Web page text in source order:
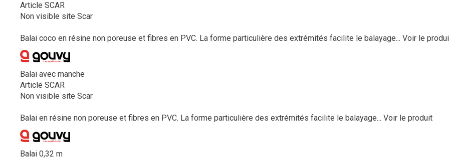
Article SCAR
Non visible site Scar
Balai coco en résine non poreuse et fibres en PVC. La forme particulière des extrémités facilite le balayage... Voir le
Balai avec manche
Article SCAR
Non visible site Scar
Balai en résine non poreuse et fibres en PVC. La forme particulière des extrémités facilite le balayage... Voir le produit
Balai 0,32 m